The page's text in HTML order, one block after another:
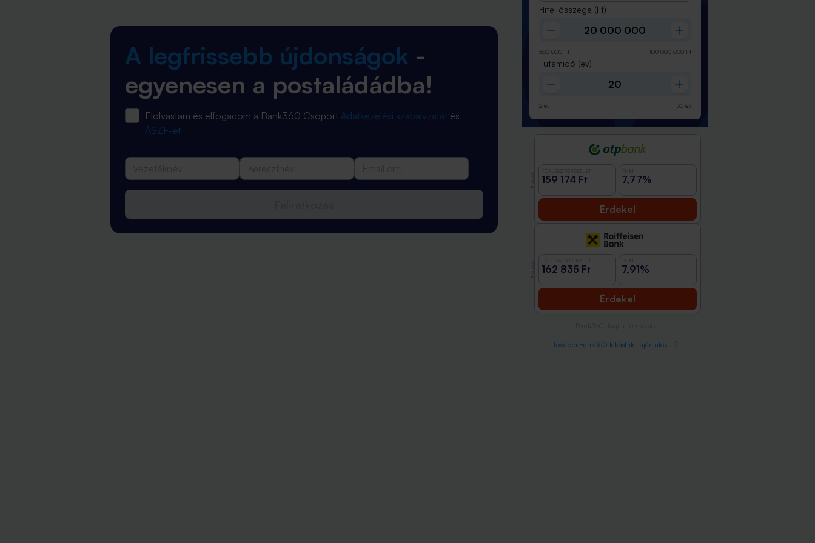
A legfrissebb újdonságok -
egyenesen a postaládádba!
Elolvastam és elfogadom a Bank360 Csoport Adatkezelési szabályzatát és
ÁSZF-ét
Hitel összege (Ft)
500 000 Ft 100 000 000 Ft
Futamidő (év)
2 év 30 év
159 174 Ft 7,77%
Érdekel
162 835 Ft 7,91%
Érdekel
További Bank360 lakáshitel ajánlatok